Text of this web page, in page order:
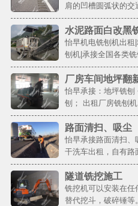
肩的凹槽圆弧状的交
水泥路面白改黑
怡早机电铣刨机出租
刨机|承接全国各类铣
厂房车间地坪翻
怡早承接：地坪铣刨
刨； 出租厂房铣刨机
路面清扫、吸尘
怡早承接路面清扫、
干洗车出租，自有路
隧道铣挖施工
铣挖机可以安装在任
替代挖斗，破碎锤等